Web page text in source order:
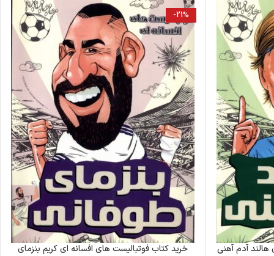
آدم آهنی
-21%
خرید کتاب فوتبالیست های افسانه ای کریم بنزمای